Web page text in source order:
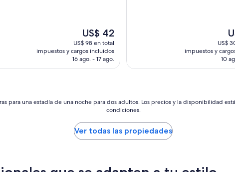
i
n
p
e
El
precio
actual
es
de
US$ 42
US$ 98 en total
impuestos y cargos incluidos
16 ago. - 17 ago.
El
es
US$
impuestos y
10
para una estadía de una noche para dos adultos. Los precios y la disponibilidad
condiciones.
Ver todas las propiedades